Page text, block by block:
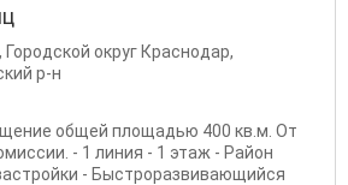
, Городской округ Краснодар,
р-н
общей площадью 400 кв.м. От
- 1 линия - 1 этаж - Район
- Быстроразвивающийся